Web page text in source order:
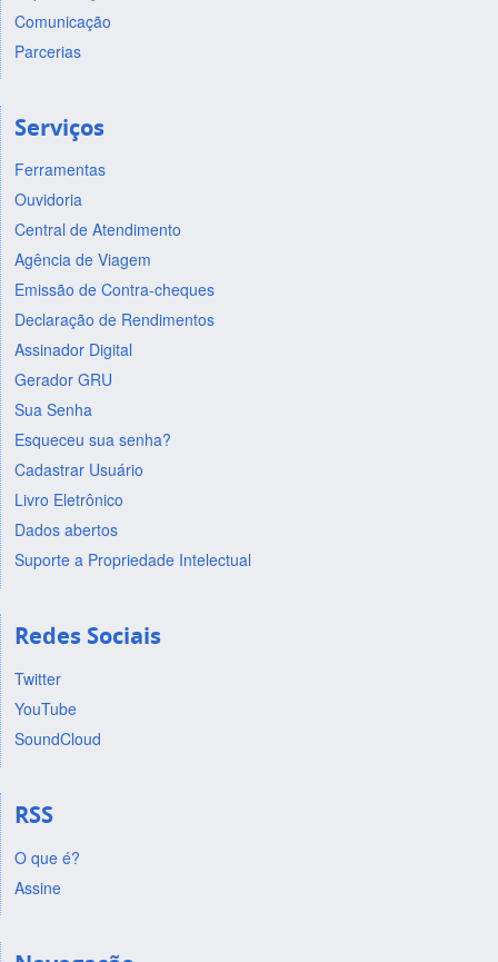
Comunicação
Parcerias
Serviços
Ferramentas
Ouvidoria
Central de Atendimento
Agência de Viagem
Emissão de Contra-cheques
Declaração de Rendimentos
Assinador Digital
Gerador GRU
Sua Senha
Esqueceu sua senha?
Cadastrar Usuário
Livro Eletrônico
Dados abertos
Suporte a Propriedade Intelectual
Redes Sociais
Twitter
YouTube
SoundCloud
RSS
O que é?
Assine